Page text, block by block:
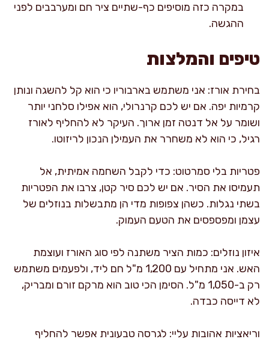
במקרה כזה מוסיפים כף-שתיים ציר חם ומערבבים לפני
ההגשה.
טיפים והמלצות
בחירת אורז: אני משתמש בארבוריו כי הוא קל להשגה ונותן
קרמיות יפה. אם יש לכם קרנרולי, הוא אפילו סלחני יותר
ושומר על אל דנטה זמן ארוך. העיקר לא להחליף לאורז
רגיל, כי הוא לא משחרר את העמילן הנכון לריזוטו.
פטריות בלי סמרטוט: כדי לקבל השחמה אמיתית, אל
תעמיסו את הסיר. אם יש לכם סיר קטן, צרבו את הפטריות
בשתי נגלות. כשהן צפופות מדי הן מתבשלות בנוזלים של
עצמן ומפספסים את הטעם העמוק.
איזון נוזלים: כמות הציר משתנה לפי סוג האורז ועוצמת
האש. אני מתחיל עם 1,200 מ"ל חם ליד, ולפעמים משתמש
רק ב-1,050 מ"ל. הסימן הכי טוב הוא מרקם זורם ומבריק,
לא דייסה כבדה.
וריאציות אהובות עליי: לגרסה טבעונית אפשר להחליף